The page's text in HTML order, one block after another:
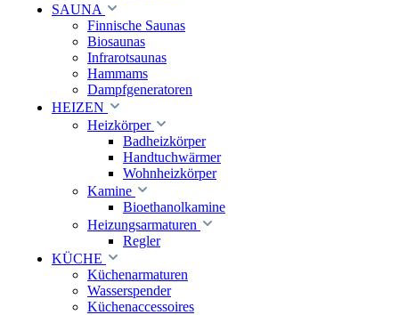
SAUNA
Finnische Saunas
Biosaunas
Infrarotsaunas
Hammams
Dampfgeneratoren
HEIZEN
Heizkörper
Badheizkörper
Handtuchwärmer
Wohnheizkörper
Kamine
Bioethanolkamine
Heizungsarmaturen
Regler
KÜCHE
Küchenarmaturen
Wasserspender
Küchenaccessoires